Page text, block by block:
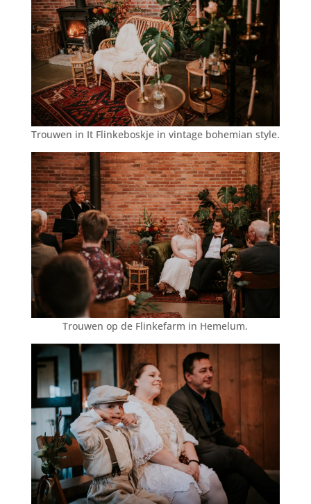
Trouwen in It Flinkeboskje in vintage bohemian style.
Trouwen op de Flinkefarm in Hemelum.